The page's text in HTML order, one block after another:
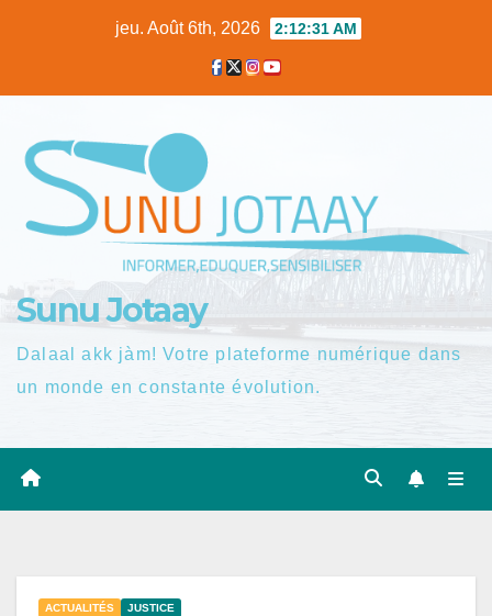
jeu. Août 6th, 2026 2:12:32 AM
Sunu Jotaay
Dalaal akk jàm! Votre plateforme numérique dans
un monde en constante évolution.
ACTUALITÉS JUSTICE